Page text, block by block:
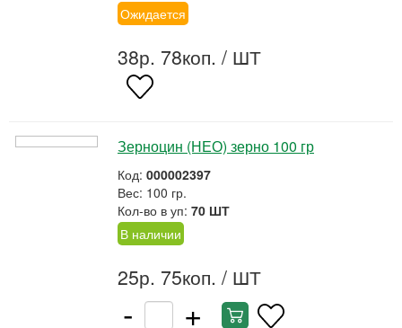
Ожидается
38р. 78коп. / ШТ
Зерноцин (НЕО) зерно 100 гр
Код: 000002397
Вес: 100 гр.
Кол-во в уп: 70 ШТ
В наличии
25р. 75коп. / ШТ
- +